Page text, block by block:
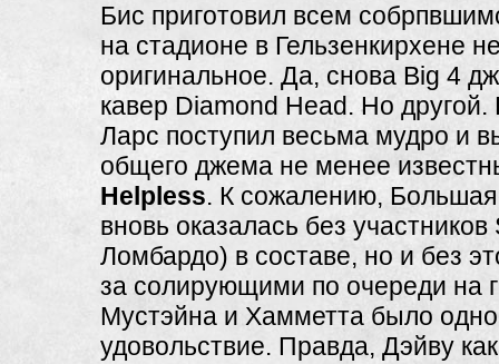
Бис приготовил всем
на стадионе в Гельзенкирхене
оригинальное. Да, снова Big 4
кавер Diamond Head. Но другой.
Ларс поступил весьма мудро и
общего джема не менее
Helpless. К сожалению, Большая
вновь оказалась без
Ломбардо) в составе, но и без
за солирующими по очереди на
Мустэйна и Хамметта было одно
удовольствие. Правда, Дэйву